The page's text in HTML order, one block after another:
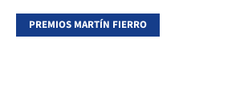
PREMIOS MARTÍN FIERRO